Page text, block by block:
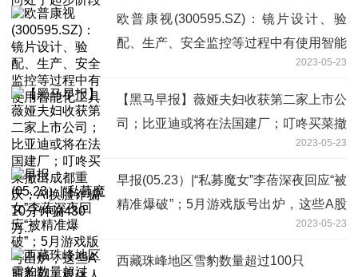
欧普康视(300595.SZ)：镜片设计、验
配、生产、安全监控等过程中有使用智能
2023-05-23
【黑马早报】薇娅夫妇收获第二家上市公
司；比亚迪或将在法国建厂；叮咚买菜撤
出成都重庆；AI换脸诈骗10分钟骗430
万...
2023-05-23
早报(05.23）|“私募魔女”李蓓深夜回应“被
精准爆破”；5月游戏版号出炉，这些A股
2023-05-23
西藏珠峰地区雪豹数量超过100只